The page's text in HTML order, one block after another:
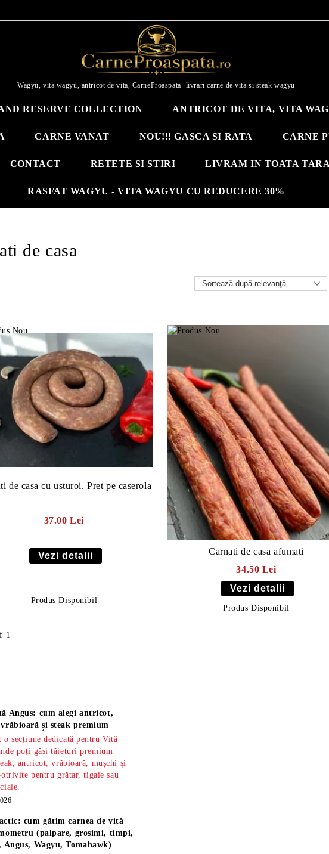
Wagyu, vita wagyu, antricot de vita, CarneProaspata- livrari carne de vita si steak wagyu
RESERVE COLLECTION ANTRICOT DE VITA, VITA
CARNE VANAT NOU!!! GASCA SI RATA CARNE
CONTACT RETETE SI STIRI LIVRAM IN TOATA
RASFAT WAGYU - VITA WAGYU CU REDUCERE 30%
de casa
de casa cu usturoi. Pret pe caserola
37.00 Lei
Vezi detalii
Produs Disponibil
Carnati de casa afumati
34.50 Lei
Vezi detalii
Produs Disponibil
1
Angus: cum alegi antricot,
și steak premium
o secțiune dedicată pentru Vită
poți găsi tăieturi premium
antricot, vrăbioară, mușchi și
pentru grătar, tigaie sau
cum gătim carnea de vită
(palpare, grosimi, timpi,
Wagyu, Tomahawk)